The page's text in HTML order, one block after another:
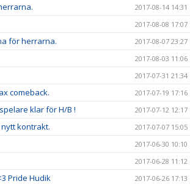
2017-08-14 14:31
2017-08-08 17:07
för herrarna. 2017-08-07 23:27
2017-08-03 11:06
2017-07-31 21:34
comeback. 2017-07-19 17:16
klar för H/B ! 2017-07-12 12:17
nytt kontrakt. 2017-07-07 15:05
2017-06-30 10:10
2017-06-28 11:12
Pride Hudik 2017-06-26 17:13